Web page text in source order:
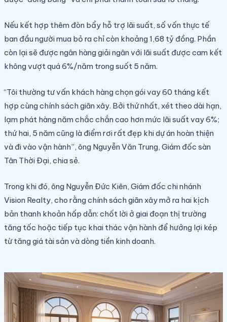
Nếu kết hợp thêm đòn bẩy hỗ trợ lãi suất, số vốn thực tế
ban đầu người mua bỏ ra chỉ còn khoảng 1,68 tỷ đồng. Phần
còn lại sẽ được ngân hàng giải ngân với lãi suất được cam kết
không vượt quá 6%/năm trong suốt 5 năm.
“Tôi thường tư vấn khách hàng chọn gói vay 60 tháng kết
hợp cùng chính sách giãn xây. Bởi thứ nhất, xét theo dài hạn,
lạm phát hàng năm chắc chắn cao hơn mức lãi suất vay 6%;
thứ hai, 5 năm cũng là điểm rơi rất đẹp khi dự án hoàn thiện
và đi vào vận hành”, ông Nguyễn Văn Trung, Giám đốc sàn
Tân Thời Đại, chia sẻ.
Trong khi đó, ông Nguyễn Đức Kiên, Giám đốc chi nhánh
Vision Realty, cho rằng chính sách giãn xây mở ra hai kịch
bản thanh khoản hấp dẫn: chốt lời ở giai đoạn thị trường
tăng tốc hoặc tiếp tục khai thác vận hành để hưởng lợi kép
từ tăng giá tài sản và dòng tiền kinh doanh.